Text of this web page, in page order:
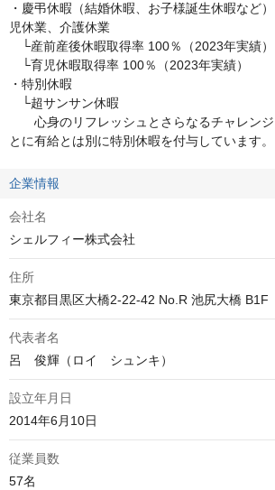
・慶弔休暇（結婚休暇、お子様誕生休暇など
児休業、介護休業
└産前産後休暇取得率 100％（2023年実績）
└育児休暇取得率 100％（2023年実績）
・特別休暇
└超サンサン休暇
心身のリフレッシュとさらなるチャレンジ
とに有給とは別に特別休暇を付与しています。
企業情報
会社名
シェルフィー株式会社
住所
東京都目黒区大橋2-22-42 No.R 池尻大橋 B1F
代表者名
呂　俊輝（ロイ　シュンキ）
設立年月日
2014年6月10日
従業員数
57名